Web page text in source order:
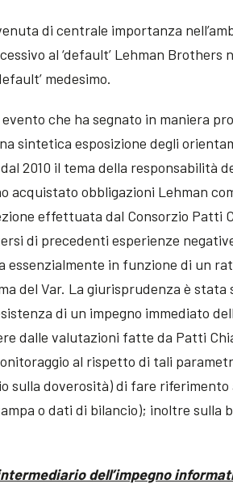
di centrale importanza
al ‘default’ Lehman
medesimo.
che ha segnato in maniera
sintetica esposizione degli
2010 il tema della responsabilità
acquistato obbligazioni Lehman
effettuata dal Consorzio Patti
di precedenti esperienze
essenzialmente in funzione di un
del Var. La giurisprudenza è
di un impegno immediato
dalle valutazioni fatte da Patti
al rispetto di tali
sulla doverosità) di fare
o dati di bilancio); inoltre sulla
dell’impegno